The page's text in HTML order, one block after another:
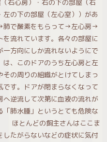
右心房）・右の下の部屋（右
の下の部屋（左心室））があ
で酸素をもらって→左心房→
流れています。各々の部屋に
方向にしか流れないようにで
、このドアのうち左心房と左
の周りの組織がとけてしまっ
す。ドアが閉まらなくなって
へ逆流して次第に血液の流れが
肺水腫」というとても危険な
ほとんどの飼主さんはここま
たがらないなどの症状に気付